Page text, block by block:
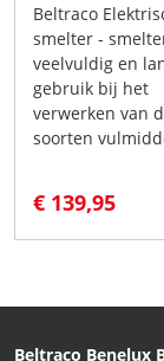
Beltraco
smelter -
veelvuldig en
gebruik bij het
verwerken van
soorten
€ 139,95
Beltraco Benelux